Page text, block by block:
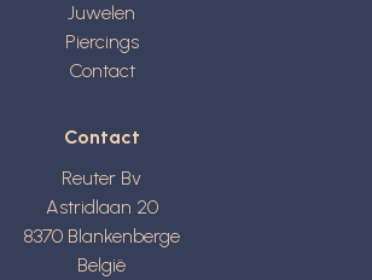
Juwelen
Piercings
Contact
Contact
Reuter Bv
Astridlaan 20
8370 Blankenberge
België